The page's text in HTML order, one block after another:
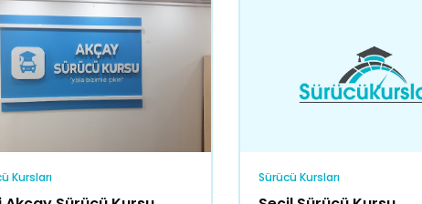
Kursları Sürücü Kursları